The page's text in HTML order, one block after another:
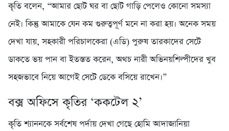
কৃতি বলেন, “আমার ছোট ঘর বা ছোট গাড়ি পেলেও কোনো সমস্যা
নেই। কিন্তু আমাকে যেন কম গুরুত্বপূর্ণ মনে না করা হয়। অনেক সময়
দেখা যায়, সহকারী পরিচালকেরা (এডি) পুরুষ তারকাদের সেটে
ডাকতে ভয় পান বা ইতস্তত করেন, অথচ নারী অভিনয়শিল্পীদের খুব
সহজভাবে নিয়ে আগেই সেটে ডেকে বসিয়ে রাখেন।”
বক্স অফিসে কৃতির ‘ককটেল ২’
কৃতি শ্যাননকে সর্বশেষ পর্দায় দেখা গেছে হোমি আদাজানিয়া